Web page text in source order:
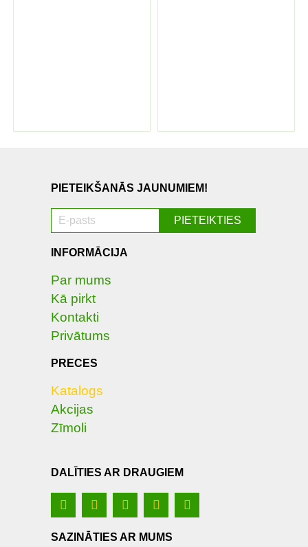
PIETEIKŠANĀS JAUNUMIEM!
INFORMĀCIJA
Par mums
Kā pirkt
Kontakti
Privātums
PRECES
Katalogs
Akcijas
Zīmoli
DALĪTIES AR DRAUGIEM
SAZINĀTIES AR MUMS